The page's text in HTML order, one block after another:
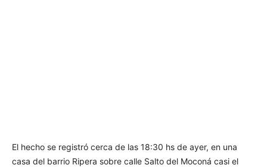
El hecho se registró cerca de las 18:30 hs de ayer, en una
casa del barrio Ripera sobre calle Salto del Moconá casi el